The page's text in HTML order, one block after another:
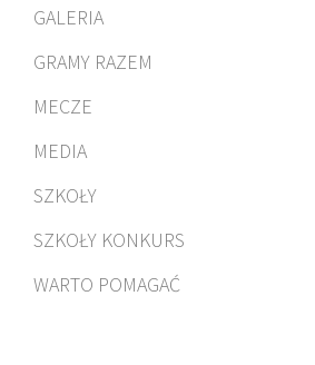
GALERIA
GRAMY RAZEM
MECZE
MEDIA
SZKOŁY
SZKOŁY KONKURS
WARTO POMAGAĆ